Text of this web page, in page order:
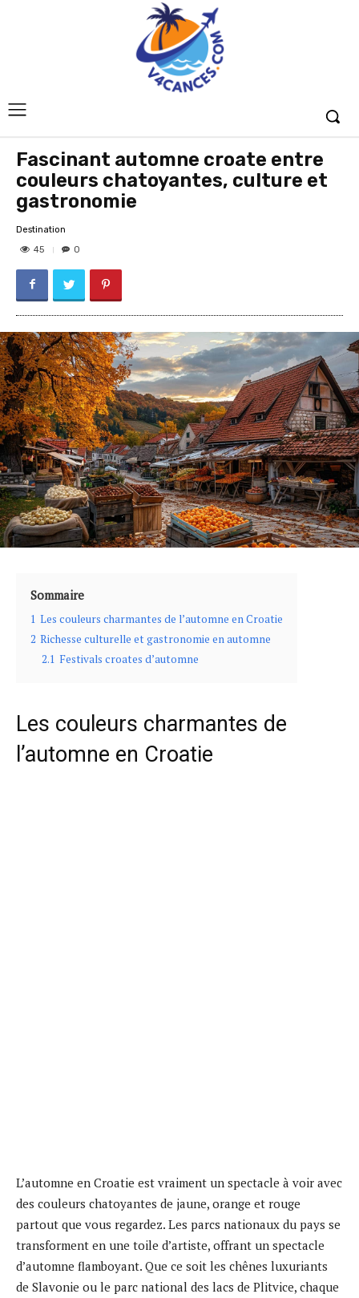
Fascinant automne croate entre
couleurs chatoyantes, culture et
gastronomie
Destination
45
0
Sommaire
1 Les couleurs charmantes de l’automne en Croatie
2 Richesse culturelle et gastronomie en automne
2.1 Festivals croates d’automne
Les couleurs charmantes de
l’automne en Croatie
L’automne en Croatie est vraiment un spectacle à voir avec
des couleurs chatoyantes de jaune, orange et rouge
partout que vous regardez. Les parcs nationaux du pays se
transforment en une toile d’artiste, offrant un spectacle
d’automne flamboyant. Que ce soit les chênes luxuriants
de Slavonie ou le parc national des lacs de Plitvice, chaque